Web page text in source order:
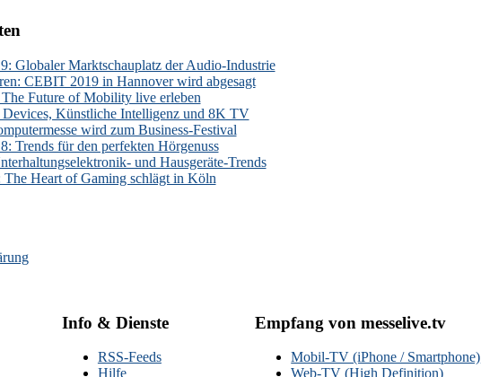
Globaler Marktschauplatz der Audio-Industrie
CEBIT 2019 in Hannover wird abgesagt
Future of Mobility live erleben
Devices, Künstliche Intelligenz und 8K TV
wird zum Business-Festival
Trends für den perfekten Hörgenuss
und Hausgeräte-Trends
The Heart of Gaming schlägt in Köln
Info & Dienste
RSS-Feeds
Hilfe
Empfang von messelive.tv
Mobil-TV (iPhone / Smartphone)
Web-TV (High Definition)